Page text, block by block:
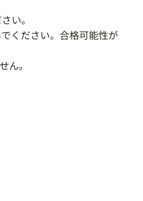
い。
ください。合格可能性が
ん。